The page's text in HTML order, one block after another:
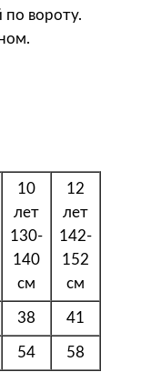
вороту.
10
лет
130-
140
см
12
лет
142-
152
см
38 41
54 58